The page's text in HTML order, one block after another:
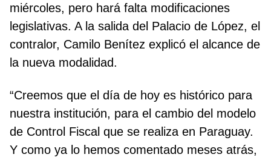
miércoles, pero hará falta modificaciones
legislativas. A la salida del Palacio de López, el
contralor, Camilo Benítez explicó el alcance de
la nueva modalidad.
“Creemos que el día de hoy es histórico para
nuestra institución, para el cambio del modelo
de Control Fiscal que se realiza en Paraguay.
Y como ya lo hemos comentado meses atrás,